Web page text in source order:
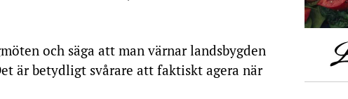
och säga att man värnar landsbygden
är betydligt svårare att faktiskt agera när